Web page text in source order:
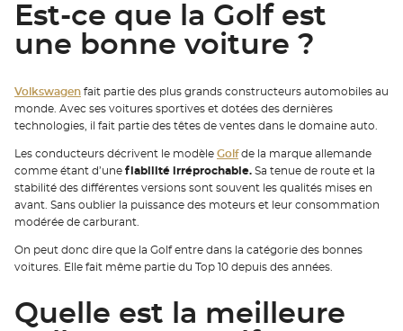
Est-ce que la Golf est
une bonne voiture ?
Volkswagen fait partie des plus grands constructeurs automobiles au
monde. Avec ses voitures sportives et dotées des dernières
technologies, il fait partie des têtes de ventes dans le domaine auto.
Les conducteurs décrivent le modèle Golfde la marque allemande
comme étant d’une fiabilité irréprochable. Sa tenue de route et la
stabilité des différentes versions sont souvent les qualités mises en
avant. Sans oublier la puissance des moteurs et leur consommation
modérée de carburant.
On peut donc dire que la Golf entre dans la catégorie des bonnes
voitures. Elle fait même partie du Top 10 depuis des années.
Quelle est la meilleure